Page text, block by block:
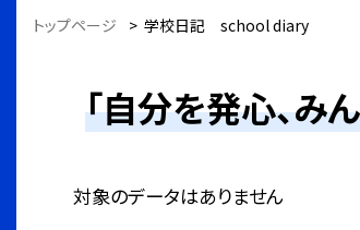
トップページ > 学校日記 school diary
「自分を発心、
対象のデータはありません